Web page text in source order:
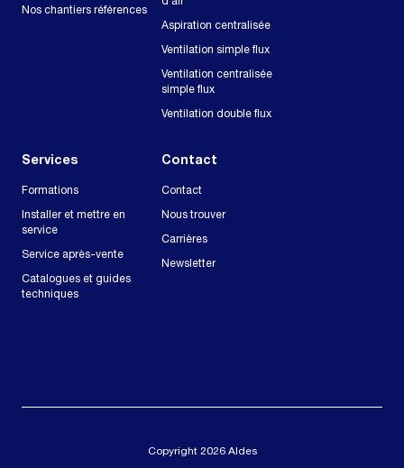
Nos chantiers références
Aspiration centralisée
Ventilation simple flux
Ventilation centralisée
simple flux
Ventilation double flux
Services
Formations
Installer et mettre en
service
Service après-vente
Catalogues et guides
techniques
Contact
Contact
Nous trouver
Carrières
Newsletter
Copyright 2026 Aldes